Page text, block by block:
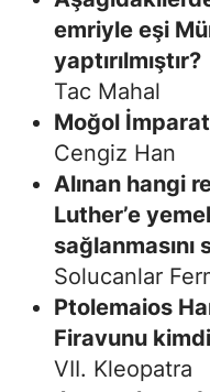
emriyle eşi
yaptırılmıştır?
Tac Mahal
Moğol
Cengiz Han
Alınan hangi
Luther’e
Solucanlar
Ptolemaios
Firavunu
VII. Kleopatra